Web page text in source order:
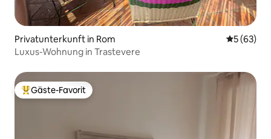
Privatunterkunft in Rom
5 (63)
Luxus-Wohnung in Trastevere
Beliebter Gäste-Favorit.
Gäste-Favorit